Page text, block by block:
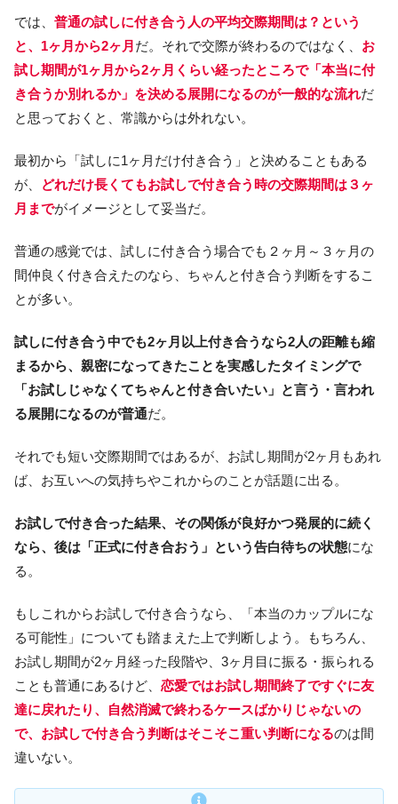
では、 普通の試しに付き合う人の平均交際期間は？という
と、1ヶ月から2ヶ月 だ。それで交際が終わるのではなく、 お
試し期間が1ヶ月から2ヶ月くらい経ったところで「本当に付
き合うか別れるか」を決める展開になるのが一般的な流れだ
と思っておくと、常識からは外れない。
最初から「試しに1ヶ月だけ付き合う」と決めることもある
が、
どれだけ長くてもお試しで付き合う時の交際期間は３ヶ
月までがイメージとして妥当だ。
普通の感覚では、試しに付き合う場合でも２ヶ月～３ヶ月の
間仲良く付き合えたのなら、ちゃんと付き合う判断をするこ
とが多い。
試しに付き合う中でも2ヶ月以上付き合うなら2人の距離も縮
まるから、親密になってきたことを実感したタイミングで
「お試しじゃなくてちゃんと付き合いたい」と言う・言われ
る展開になるのが普通だ。
それでも短い交際期間ではあるが、お試し期間が2ヶ月もあれ
ば、お互いへの気持ちやこれからのことが話題に出る。
お試しで付き合った結果、その関係が良好かつ発展的に続く
なら、後は「正式に付き合おう」という告白待ちの状態にな
る。
もしこれからお試しで付き合うなら、「本当のカップルにな
る可能性」についても踏まえた上で判断しよう。もちろん、
お試し期間が2ヶ月経った段階や、3ヶ月目に振る・振られる
ことも普通にあるけど、 恋愛ではお試し期間終了ですぐに友
達に戻れたり、自然消滅で終わるケースばかりじゃないの
で、お試しで付き合う判断はそこそこ重い判断になるのは間
違いない。